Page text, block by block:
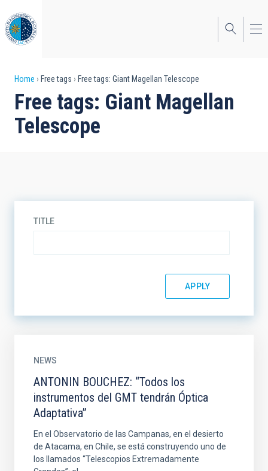
to
main
content
Breadcrumb
Home Free tags Free tags: Giant Magellan Telescope
Free tags: Giant Magellan
Telescope
TITLE
NEWS
ANTONIN BOUCHEZ: “Todos los
instrumentos del GMT tendrán Óptica
Adaptativa”
En el Observatorio de las Campanas, en el desierto
de Atacama, en Chile, se está construyendo uno de
los llamados “Telescopios Extremadamente